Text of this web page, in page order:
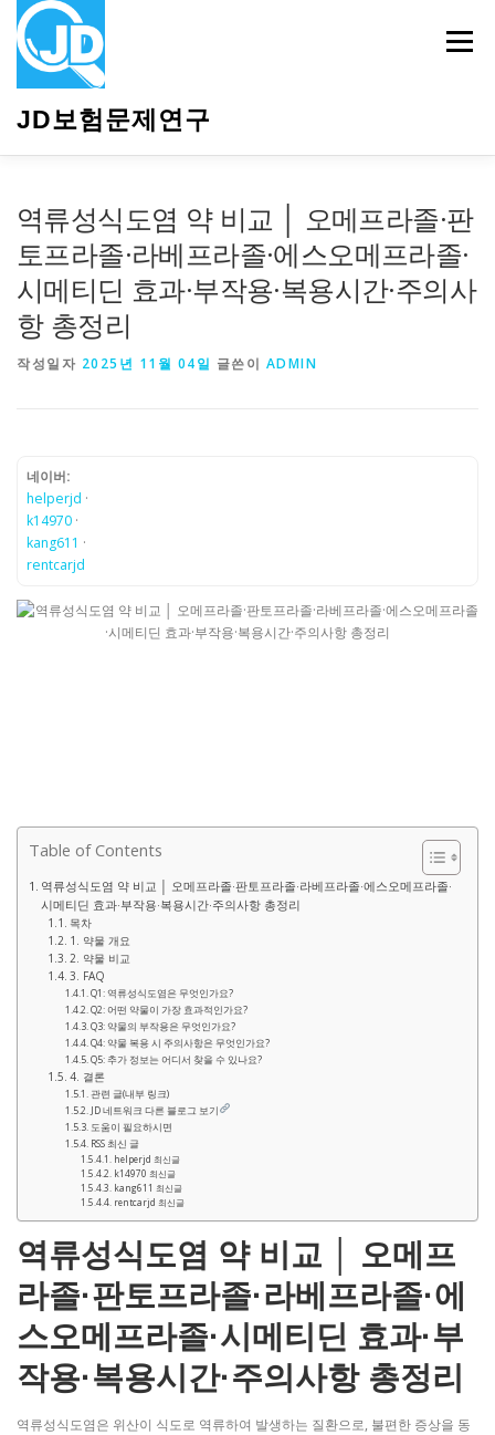
JD보험문제연구
메뉴
역류성식도염 약 비교 │ 오메프라졸·판
토프라졸·라베프라졸·에스오메프라졸·
시메티딘 효과·부작용·복용시간·주의사
항 총정리
작성일자 2025년 11월 04일 글쓴이 ADMIN
네이버:
helperjd ·
k14970 ·
kang611 ·
rentcarjd
Table of Contents
역류성식도염 약 비교 │ 오메프라졸·판토프라졸·라베프라졸·에스오메프라졸·
시메티딘 효과·부작용·복용시간·주의사항 총정리
목차
1. 약물 개요
2. 약물 비교
3. FAQ
Q1: 역류성식도염은 무엇인가요?
Q2: 어떤 약물이 가장 효과적인가요?
Q3: 약물의 부작용은 무엇인가요?
Q4: 약물 복용 시 주의사항은 무엇인가요?
Q5: 추가 정보는 어디서 찾을 수 있나요?
4. 결론
관련 글(내부 링크)
JD 네트워크 다른 블로그 보기
도움이 필요하시면
RSS 최신 글
helperjd 최신글
k14970 최신글
kang611 최신글
rentcarjd 최신글
역류성식도염 약 비교 │ 오메프
라졸·판토프라졸·라베프라졸·에
스오메프라졸·시메티딘 효과·부
작용·복용시간·주의사항 총정리
역류성식도염은 위산이 식도로 역류하여 발생하는 질환으로, 불편한 증상을 동